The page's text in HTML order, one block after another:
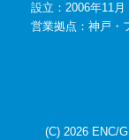
設立：2006年11月
営業拠点：神戸・
(C) 2026 ENC/